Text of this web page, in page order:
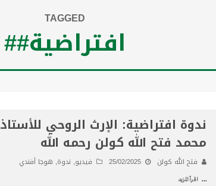
TAGGED
افتراضية##
ندوة افتراضية: الإرث الروحي للأستاذ
محمد فتح الله كولن رحمه الله
فتح الله كولن 25/02/2025 فيديو,ندوة, هوجا أفندي
... اقرأ المزيد